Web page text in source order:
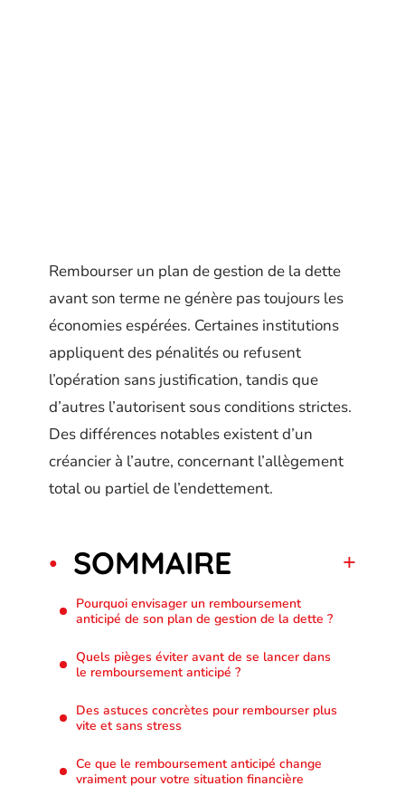
Rembourser un plan de gestion de la dette
avant son terme ne génère pas toujours les
économies espérées. Certaines institutions
appliquent des pénalités ou refusent
l’opération sans justification, tandis que
d’autres l’autorisent sous conditions strictes.
Des différences notables existent d’un
créancier à l’autre, concernant l’allègement
total ou partiel de l’endettement.
SOMMAIRE
Pourquoi envisager un remboursement
anticipé de son plan de gestion de la dette ?
Quels pièges éviter avant de se lancer dans
le remboursement anticipé ?
Des astuces concrètes pour rembourser plus
vite et sans stress
Ce que le remboursement anticipé change
vraiment pour votre situation financière